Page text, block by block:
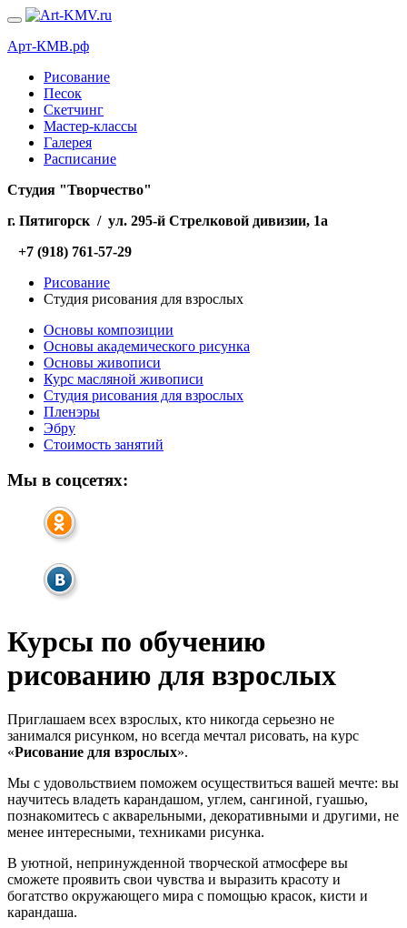
Арт-КМВ.рф
Рисование
Песок
Скетчинг
Мастер-классы
Галерея
Расписание
Студия "Творчество"
г. Пятигорск / ул. 295-й Стрелковой дивизии, 1а
+7 (918) 761-57-29
Рисование
Студия рисования для взрослых
Основы композиции
Основы академического рисунка
Основы живописи
Курс масляной живописи
Студия рисования для взрослых
Пленэры
Эбру
Стоимость занятий
Мы в соцсетях:
Курсы по обучению
рисованию для взрослых
Приглашаем всех взрослых, кто никогда серьезно не
занимался рисунком, но всегда мечтал рисовать, на курс
«Рисование для взрослых».
Мы с удовольствием поможем осуществиться вашей мечте: вы
научитесь владеть карандашом, углем, сангиной, гуашью,
познакомитесь с акварельными, декоративными и другими, не
менее интересными, техниками рисунка.
В уютной, непринужденной творческой атмосфере вы
сможете проявить свои чувства и выразить красоту и
богатство окружающего мира с помощью красок, кисти и
карандаша.